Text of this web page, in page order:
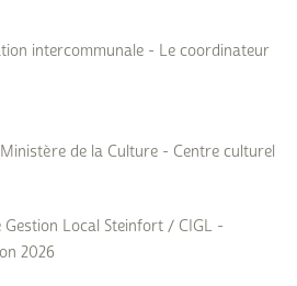
intercommunale - Le coordinateur
de la Culture - Centre culturel
Gestion Local Steinfort / CIGL -
2026